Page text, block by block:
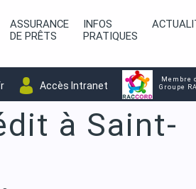
ASSURANCE
DE PRÊTS
INFOS
PRATIQUES
Accès Intranet
Membre
Groupe
à Saint-